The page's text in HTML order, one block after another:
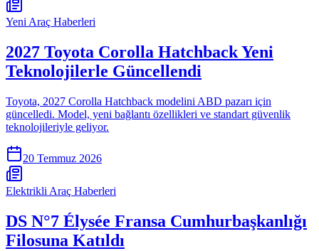
Yeni Araç Haberleri
2027 Toyota Corolla Hatchback Yeni
Teknolojilerle Güncellendi
Toyota, 2027 Corolla Hatchback modelini ABD pazarı için
güncelledi. Model, yeni bağlantı özellikleri ve standart güvenlik
teknolojileriyle geliyor.
20 Temmuz 2026
Elektrikli Araç Haberleri
DS N°7 Élysée Fransa Cumhurbaşkanlığı
Filosuna Katıldı